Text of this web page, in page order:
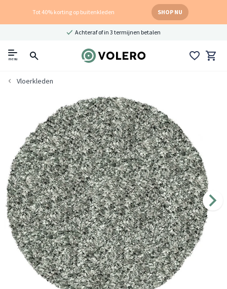
Tot 40% korting op buitenkleden SHOP NU
Achteraf of in 3 termijnen betalen
menu
Vloerkleden